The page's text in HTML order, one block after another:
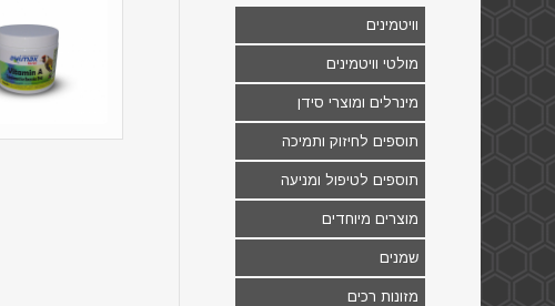
וויטמינים
מולטי וויטמינים
מינרלים ומוצרי סידן
תוספים לחיזוק ותמיכה
תוספים לטיפול ומניעה
מוצרים מיוחדים
שמנים
מזונות רכים